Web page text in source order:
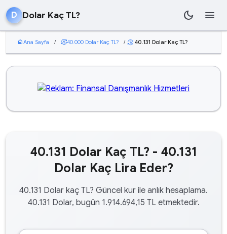
D Dolar Kaç TL? dark_mode menu
homeAna Sayfa / currency_exchange40.000 Dolar Kaç TL? / currency_exchange 40.131 Dolar Kaç TL?
40.131 Dolar Kaç TL? - 40.131
Dolar Kaç Lira Eder?
40.131 Dolar kaç TL? Güncel kur ile anlık hesaplama.
40.131 Dolar, bugün 1.914.694,15 TL etmektedir.